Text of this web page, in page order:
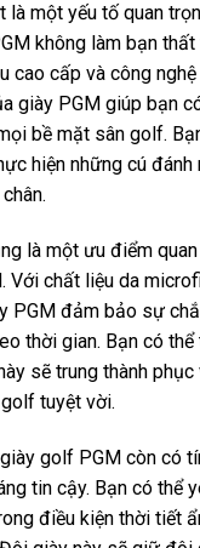
là một yếu tố quan
không làm bạn
cao cấp và công
giày PGM giúp bạn
bề mặt sân golf.
hiện những cú đánh
là một ưu điểm
Với chất liệu da
PGM đảm bảo sự
thời gian. Bạn có
sẽ trung thành
tuyệt vời.
golf PGM còn có
tin cậy. Bạn có thể
điều kiện thời tiết